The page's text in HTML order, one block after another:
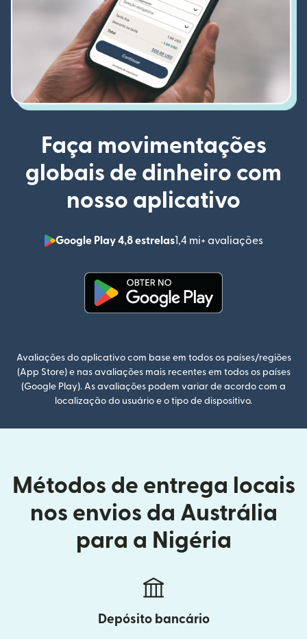
Faça movimentações
globais de dinheiro com
nosso aplicativo
Google Play 4,8 estrelas1,4 mi+ avaliações
(abre
Avaliações do aplicativo com base em todos os países/regiões
(App Store) e nas avaliações mais recentes em todos os países
(Google Play). As avaliações podem variar de acordo com a
localização do usuário e o tipo de dispositivo.
Métodos de entrega locais
nos envios da Austrália
para a Nigéria
Depósito bancário